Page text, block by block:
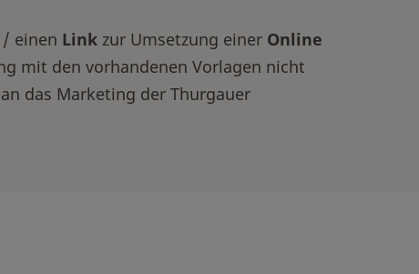
/ einen Link zur Umsetzung einer Online
mit den vorhandenen Vorlagen nicht
das Marketing der Thurgauer